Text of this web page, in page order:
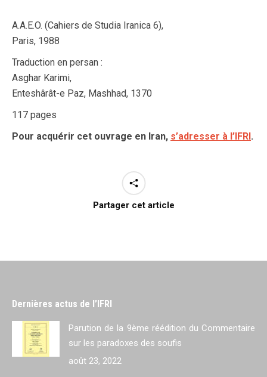
A.A.E.O. (Cahiers de Studia Iranica 6),
Paris, 1988
Traduction en persan :
Asghar Karimi,
Enteshârât-e Paz, Mashhad, 1370
117 pages
Pour acquérir cet ouvrage en Iran, s’adresser à l’IFRI.
Partager cet article
Dernières actus de l’IFRI
Parution de la 9ème réédition du Commentaire
sur les paradoxes des soufis
août 23, 2022